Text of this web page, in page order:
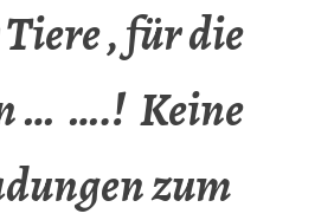
, für die
… ….! Keine
zum